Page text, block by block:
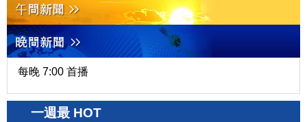
每晚 7:00 首播
一週最 HOT